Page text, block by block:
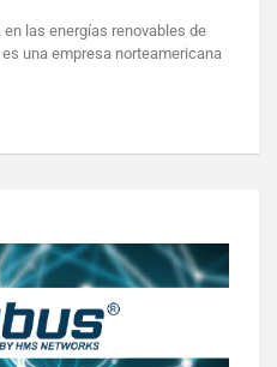
las energías renovables de
una empresa norteamericana